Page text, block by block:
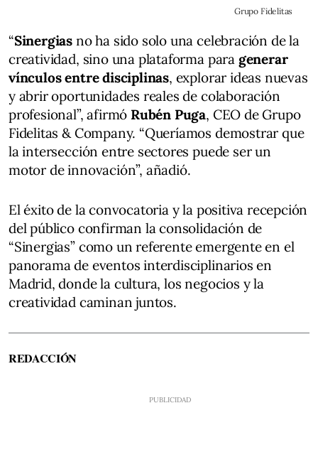
Grupo Fidelitas
“Sinergias no ha sido solo una celebración de la
creatividad, sino una plataforma para generar
vínculos entre disciplinas, explorar ideas nuevas
y abrir oportunidades reales de colaboración
profesional”, afirmó Rubén Puga, CEO de Grupo
Fidelitas & Company. “Queríamos demostrar que
la intersección entre sectores puede ser un
motor de innovación”, añadió.
El éxito de la convocatoria y la positiva recepción
del público confirman la consolidación de
“Sinergias” como un referente emergente en el
panorama de eventos interdisciplinarios en
Madrid, donde la cultura, los negocios y la
creatividad caminan juntos.
REDACCIÓN